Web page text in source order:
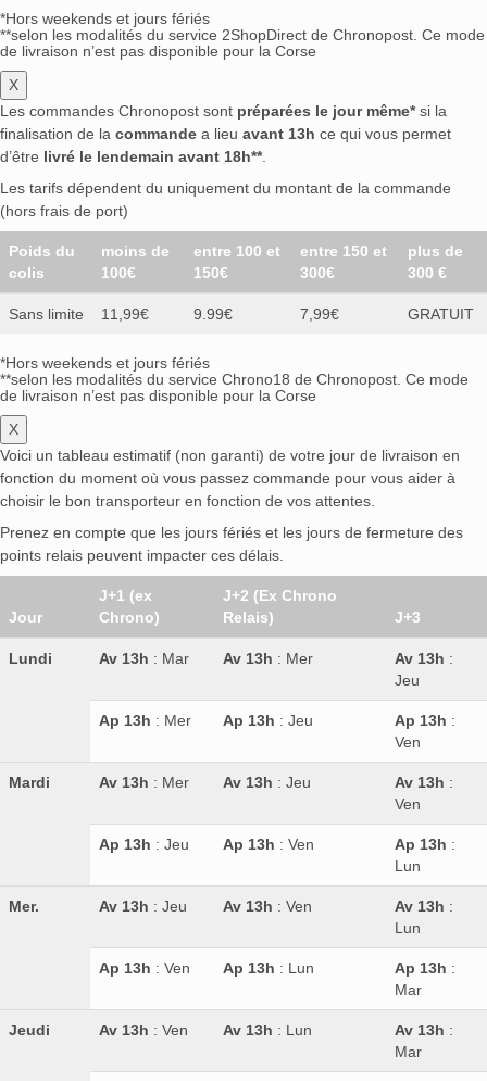
*Hors weekends et jours fériés
**selon les modalités du service 2ShopDirect de Chronopost. Ce mode
de livraison n’est pas disponible pour la Corse
X
Les commandes Chronopost sont préparées le jour même*si la
finalisation de la commande a lieu avant 13h ce qui vous permet
d’être livré le lendemain avant 18h**.
Les tarifs dépendent du uniquement du montant de la commande
(hors frais de port)
Poids du
colis
moins de
100€
entre 100 et
150€
entre 150 et
300€
plus de
300 €
Sans limite 11,99€ 9.99€ 7,99€ GRATUIT
*Hors weekends et jours fériés
**selon les modalités du service Chrono18 de Chronopost. Ce mode
de livraison n’est pas disponible pour la Corse
X
Voici un tableau estimatif (non garanti) de votre jour de livraison en
fonction du moment où vous passez commande pour vous aider à
choisir le bon transporteur en fonction de vos attentes.
Prenez en compte que les jours fériés et les jours de fermeture des
points relais peuvent impacter ces délais.
Jour
J+1 (ex
Chrono)
J+2 (Ex Chrono
Relais)
J+3
Lundi Av 13h : Mar Av 13h : Mer Av 13h :
Jeu
Ap 13h : Mer Ap 13h : Jeu Ap 13h :
Ven
Mardi Av 13h : Mer Av 13h : Jeu Av 13h :
Ven
Ap 13h : Jeu Ap 13h : Ven Ap 13h :
Lun
Mer. Av 13h : Jeu Av 13h : Ven Av 13h :
Lun
Ap 13h : Ven Ap 13h : Lun Ap 13h :
Mar
Jeudi Av 13h : Ven Av 13h : Lun Av 13h :
Mar